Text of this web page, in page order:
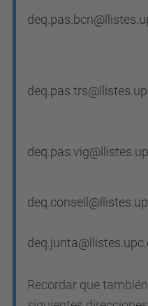
Recordar que